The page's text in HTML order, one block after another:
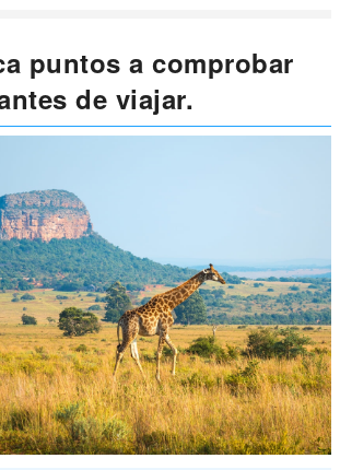
puntos a comprobar
de viajar.